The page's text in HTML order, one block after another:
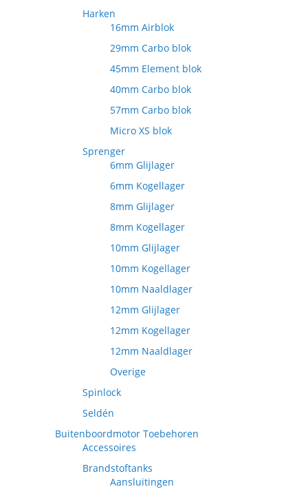
Harken
16mm Airblok
29mm Carbo blok
45mm Element blok
40mm Carbo blok
57mm Carbo blok
Micro XS blok
Sprenger
6mm Glijlager
6mm Kogellager
8mm Glijlager
8mm Kogellager
10mm Glijlager
10mm Kogellager
10mm Naaldlager
12mm Glijlager
12mm Kogellager
12mm Naaldlager
Overige
Spinlock
Seldén
Buitenboordmotor Toebehoren
Accessoires
Brandstoftanks
Aansluitingen